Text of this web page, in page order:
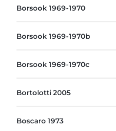
Borsook 1969-1970
Borsook 1969-1970b
Borsook 1969-1970c
Bortolotti 2005
Boscaro 1973